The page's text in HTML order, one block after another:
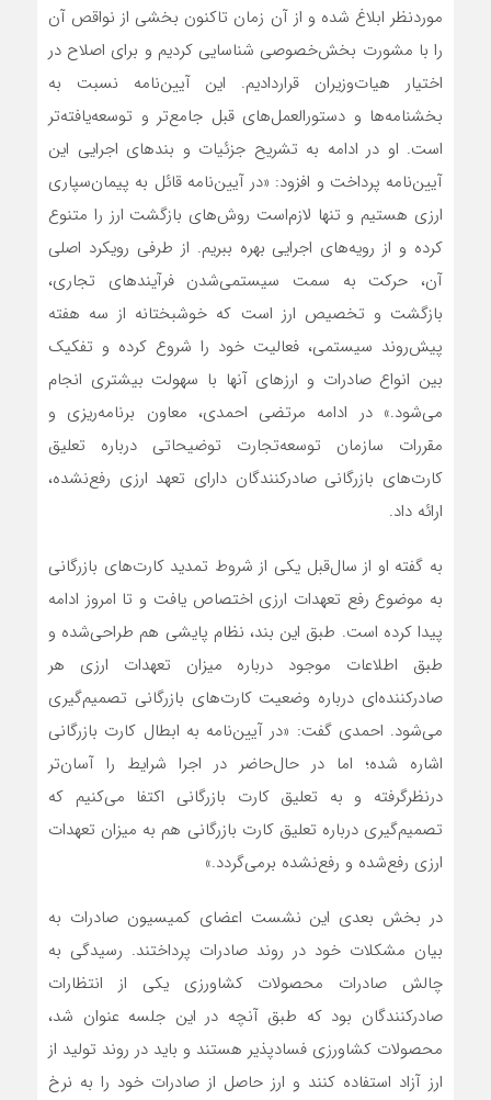
موردنظر ابلاغ‌‌‌‌‌‌‌ شده و از آن زمان تاکنون بخشی از نواقص آن
را با مشورت بخش‌خصوصی شناسایی‌‌‌‌‌‌‌ کردیم و برای اصلاح در
اختیار هیات‌وزیران قراردادیم. این آیین‌نامه نسبت به
بخشنامه‌‌‌‌‌‌‌ها و دستورالعمل‌های قبل جامع‌‌‌‌‌‌‌تر و توسعه‌‌‌‌‌‌‌یافته‌‌‌‌‌‌‌تر
است. او در ادامه به تشریح جزئیات و بندهای اجرایی این
آیین‌نامه پرداخت و افزود: «در آیین‌نامه قائل به پیمان‌‌‌‌‌‌‌سپاری
ارزی هستیم و تنها لازم‌‌‌‌‌‌‌است روش‌های بازگشت ارز را متنوع‌‌‌‌‌‌‌
کرده و از رویه‌‌‌‌‌‌‌های اجرایی بهره ‌‌‌‌‌‌‌ببریم. از طرفی رویکرد اصلی
آن، حرکت به سمت سیستمی‌‌‌‌‌‌‌‌شدن فرآیندهای تجاری،
بازگشت و تخصیص ارز است که خوشبختانه از سه هفته
پیش‌روند سیستمی، فعالیت خود را شروع‌‌‌‌‌‌‌ کرده و تفکیک
بین انواع صادرات و ارزهای آنها با سهولت بیشتری انجام‌‌‌‌‌‌‌
می‌شود.» در ادامه مرتضی احمدی، معاون برنامه‌‌‌‌‌‌‌ریزی و
مقررات سازمان توسعه‌تجارت توضیحاتی درباره تعلیق
کارت‌های بازرگانی صادرکنندگان دارای تعهد ارزی رفع‌نشده،
ارائه‌‌‌‌‌‌‌ داد.
به گفته او از سال‌قبل یکی از شروط تمدید کارت‌های بازرگانی
به موضوع رفع تعهدات ارزی اختصاص ‌‌‌‌‌‌‌یافت و تا امروز ادامه
‌‌‌‌‌‌‌پیدا کرده ‌‌‌‌‌‌‌است. طبق این بند، نظام پایشی هم طراحی‌‌‌‌‌‌‌شده و
طبق اطلاعات موجود درباره میزان تعهدات ارزی هر
صادرکننده‌‌‌‌‌‌‌ای درباره وضعیت کارت‌های بازرگانی تصمیم‌گیری‌‌‌‌‌‌‌
می‌شود. احمدی گفت: «در آیین‌نامه به ابطال کارت بازرگانی
اشاره ‌‌‌‌‌‌‌شده؛ اما در حال‌حاضر در اجرا شرایط را آسان‌‌‌‌‌‌‌تر
درنظرگرفته و به تعلیق کارت بازرگانی اکتفا‌‌‌‌‌‌‌ می‌کنیم که
تصمیم‌گیری درباره تعلیق کارت بازرگانی هم به میزان تعهدات
ارزی رفع‌‌‌‌‌‌‌شده و رفع‌‌‌‌‌‌‌نشده برمی‌گردد.»
در بخش بعدی این نشست اعضای کمیسیون صادرات به
بیان مشکلات خود در روند صادرات پرداختند. رسیدگی به
چالش صادرات محصولات کشاورزی یکی از انتظارات
صادرکنندگان بود که طبق آنچه در این جلسه عنوان‌‌‌‌‌‌‌ شد،
محصولات کشاورزی فسادپذیر هستند و باید در روند تولید از
ارز آزاد استفاده کنند و ارز حاصل از صادرات خود را به نرخ